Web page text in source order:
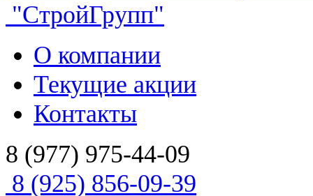
"СтройГрупп"
О компании
Текущие акции
Контакты
8 (977) 975-44-09
8 (925) 856-09-39